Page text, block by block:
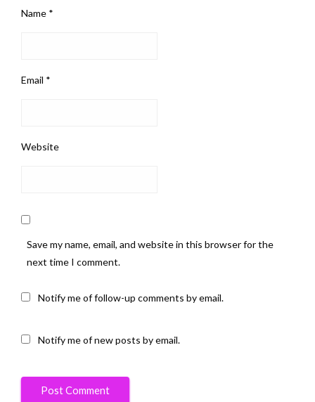
Name *
Email *
Website
Save my name, email, and website in this browser for the
next time I comment.
Notify me of follow-up comments by email.
Notify me of new posts by email.